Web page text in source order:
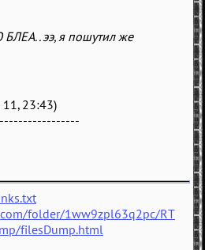
ээ, я пошутил же
23:43)
folder/1ww9zpl63q2pc/RT
filesDump.html